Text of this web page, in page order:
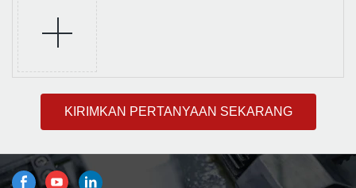
KIRIMKAN PERTANYAAN SEKARANG